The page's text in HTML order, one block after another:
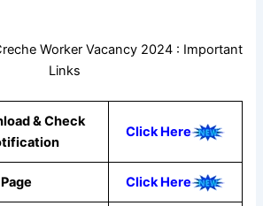
Worker Vacancy 2024 : Important
Links
& Check
Click Here
Click Here